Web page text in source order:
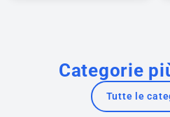
Categorie
Tutte le